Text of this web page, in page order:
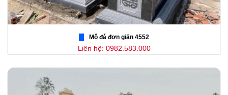
Mộ đá đơn giản 4552
Liên hệ: 0982.583.000